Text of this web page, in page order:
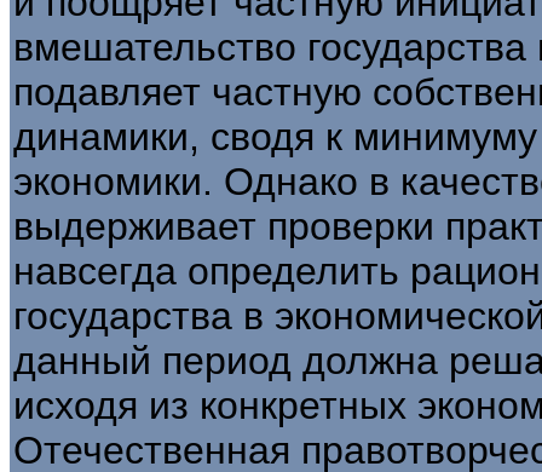
вмешательство
подавляет частную
динамики, сводя к
экономики. Однако в
выдерживает проверки
навсегда определить
государства в
данный период должна
исходя из конкретных
Отечественная